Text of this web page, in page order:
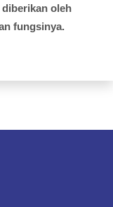
diberikan oleh
fungsinya.